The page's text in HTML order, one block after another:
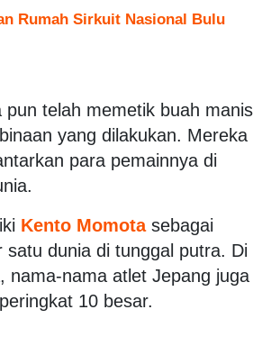
Rumah Sirkuit Nasional Bulu
pun telah memetik buah manis
yang dilakukan. Mereka
para pemainnya di
Kento Momota sebagai
satu dunia di tunggal putra. Di
nama-nama atlet Jepang juga
10 besar.